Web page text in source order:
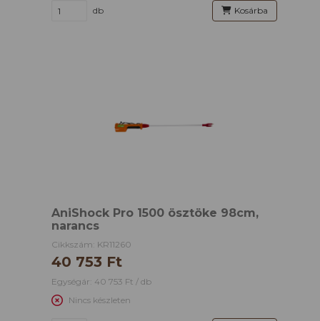
db Kosárba
AniShock Pro 1500 ösztöke 98cm,
narancs
Cikkszám: KR11260
40 753 Ft
Egységár: 40 753 Ft / db
Nincs készleten